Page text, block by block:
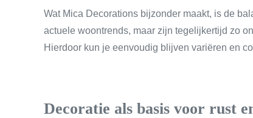
Wat Mica Decorations bijzonder maakt, is de
actuele woontrends, maar zijn tegelijkertijd zo
Hierdoor kun je eenvoudig blijven variëren en
Decoratie als basis voor rust